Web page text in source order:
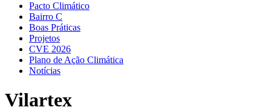
Pacto Climático
Bairro C
Boas Práticas
Projetos
CVE 2026
Plano de Ação Climática
Notícias
Vilartex